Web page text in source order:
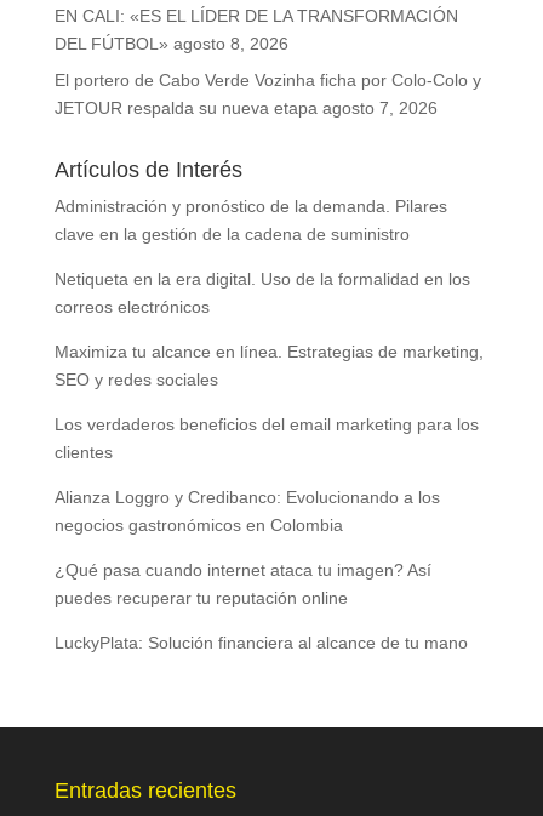
EN CALI: «ES EL LÍDER DE LA TRANSFORMACIÓN
DEL FÚTBOL» agosto 8, 2026
El portero de Cabo Verde Vozinha ficha por Colo-Colo y
JETOUR respalda su nueva etapa agosto 7, 2026
Artículos de Interés
Administración y pronóstico de la demanda. Pilares
clave en la gestión de la cadena de suministro
Netiqueta en la era digital. Uso de la formalidad en los
correos electrónicos
Maximiza tu alcance en línea. Estrategias de marketing,
SEO y redes sociales
Los verdaderos beneficios del email marketing para los
clientes
Alianza Loggro y Credibanco: Evolucionando a los
negocios gastronómicos en Colombia
¿Qué pasa cuando internet ataca tu imagen? Así
puedes recuperar tu reputación online
LuckyPlata: Solución financiera al alcance de tu mano
Entradas recientes